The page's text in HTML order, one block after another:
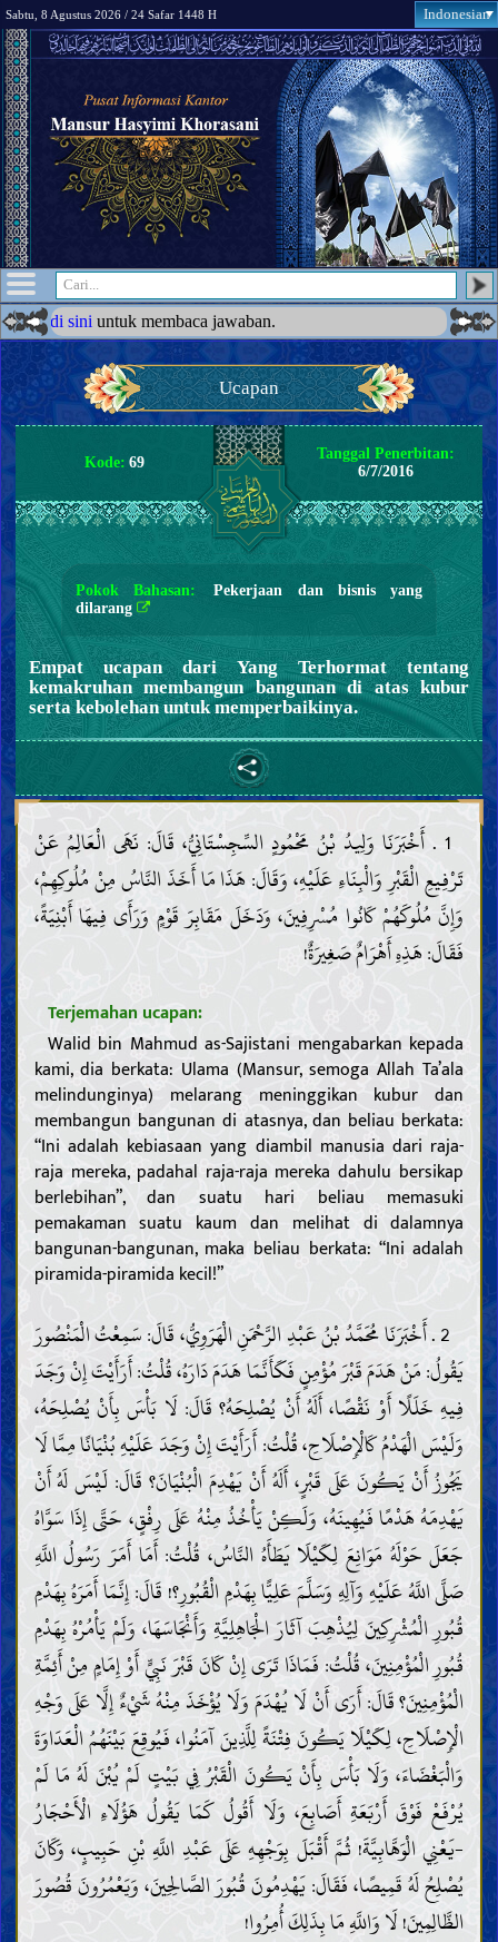
Sabtu, 8 Agustus 2026 / 24 Safar 1448 H Indonesian
untuk membaca jawaban.
Ucapan
Kode: 69
Tanggal Penerbitan:
6/7/2016
Pokok Bahasan:
Pekerjaan dan bisnis yang
dilarang
Empat ucapan dari Yang Terhormat tentang
kemakruhan membangun bangunan di atas kubur
serta kebolehan untuk memperbaikinya.
1 . أَخْبَرَنَا وَلِيدُ بْنُ مَحْمُودٍ السِّجِسْتَانِيُّ، قَالَ: نَهَى الْعَالِمُ عَنْ
تَرْفِيعِ الْقَبْرِ وَالْبِنَاءِ عَلَيْهِ، وَقَالَ: هَذَا مَا أَخَذَ النَّاسُ مِنْ مُلُوكِهِمْ،
وَإِنَّ مُلُوكَهُمْ كَانُوا مُسْرِفِينَ، وَدَخَلَ مَقَابِرَ قَوْمٍ وَرَأَى فِيهَا أَبْنِيَةً،
فَقَالَ: هَذِهِ أَهْرَامٌ صَغِيرَةٌ!
Terjemahan ucapan:
Walid bin Mahmud as-Sajistani mengabarkan kepada
kami, dia berkata: Ulama (Mansur, semoga Allah Ta’ala
melindunginya) melarang meninggikan kubur dan
membangun bangunan di atasnya, dan beliau berkata:
“Ini adalah kebiasaan yang diambil manusia dari raja-
raja mereka, padahal raja-raja mereka dahulu bersikap
berlebihan”, dan suatu hari beliau memasuki
pemakaman suatu kaum dan melihat di dalamnya
bangunan-bangunan, maka beliau berkata: “Ini adalah
piramida-piramida kecil!”
2 . أَخْبَرَنَا مُحَمَّدُ بْنُ عَبْدِ الرَّحْمَنِ الْهَرَوِيُّ، قَالَ: سَمِعْتُ الْمَنْصُورَ
يَقُولُ: مَنْ هَدَمَ قَبْرَ مُؤْمِنٍ فَكَأَنَّمَا هَدَمَ دَارَهُ، قُلْتُ: أَرَأَيْتَ إِنْ وَجَدَ
فِيهِ خَلَلًا أَوْ نَقْصًا، أَلَهُ أَنْ يُصْلِحَهُ؟ قَالَ: لَا بَأْسَ بِأَنْ يُصْلِحَهُ،
وَلَيْسَ الْهَدْمُ كَالْإِصْلَاحِ، قُلْتُ: أَرَأَيْتَ إِنْ وَجَدَ عَلَيْهِ بُنْيَانًا مِمَّا لَا
يَجُوزُ أَنْ يَكُونَ عَلَى قَبْرٍ، أَلَهُ أَنْ يَهْدِمَ الْبُنْيَانَ؟ قَالَ: لَيْسَ لَهُ أَنْ
يَهْدِمَهُ هَدْمًا فَيُهِينَهُ، وَلَكِنْ يَأْخُذُ مِنْهُ عَلَى رِفْقٍ، حَتَّى إِذَا سَوَّاهُ
جَعَلَ حَوْلَهُ مَوَانِعَ لِكَيْلَا يَطَأَهُ النَّاسُ، قُلْتُ: أَمَا أَمَرَ رَسُولُ اللَّهِ
صَلَّى اللَّهُ عَلَيْهِ وَآلِهِ وَسَلَّمَ عَلِيًّا بِهَدْمِ الْقُبُورِ؟! قَالَ: إِنَّمَا أَمَرَهُ بِهَدْمِ
قُبُورِ الْمُشْرِكِينَ لِيُذْهِبَ آثَارَ الْجَاهِلِيَّةِ وَأَنْجَاسَهَا، وَلَمْ يَأْمُرْهُ بِهَدْمِ
قُبُورِ الْمُؤْمِنِينَ، قُلْتُ: فَمَاذَا تَرَى إِنْ كَانَ قَبْرَ نَبِيٍّ أَوْ إِمَامٍ مِنْ أَئِمَّةِ
الْمُؤْمِنِينَ؟ قَالَ: أَرَى أَنْ لَا يُهْدَمَ وَلَا يُؤْخَذَ مِنْهُ شَيْءٌ إِلَّا عَلَى وَجْهِ
الْإِصْلَاحِ، لِكَيْلَا يَكُونَ فِتْنَةً لِلَّذِينَ آمَنُوا، فَيُوقِعَ بَيْنَهُمُ الْعَدَاوَةَ
وَالْبَغْضَاءَ، وَلَا بَأْسَ بِأَنْ يَكُونَ الْقَبْرُ فِي بَيْتٍ لَمْ يُبْنَ لَهُ مَا لَمْ
يُرْفَعْ فَوْقَ أَرْبَعَةِ أَصَابِعَ، وَلَا أَقُولُ كَمَا يَقُولُ هَؤُلَاءِ الْأَحْجَارُ
-يَعْنِي الْوَهَّابِيَّةَ! ثُمَّ أَقْبَلَ بِوَجْهِهِ عَلَى عَبْدِ اللَّهِ بْنِ حَبِيبٍ، وَكَانَ
يُصْلِحُ لَهُ قَمِيصًا، فَقَالَ: يَهْدِمُونَ قُبُورَ الصَّالِحِينَ، وَيَعْمُرُونَ قُصُورَ
الظَّالِمِينَ! لَا وَاللَّهِ مَا بِذَلِكَ أُمِرُوا!